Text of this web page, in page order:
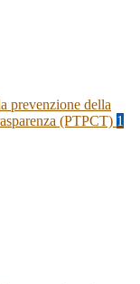
prevenzione della
(PTPCT) 1